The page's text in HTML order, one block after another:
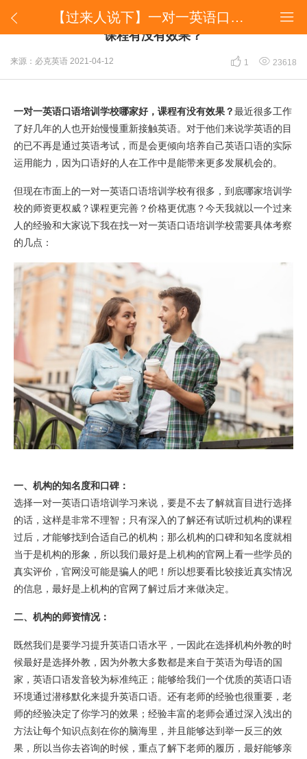
 
【过来人说下】一对一英语口语培训学校哪家好，课程有没有效果？
【过来人说下】一对一英语口语培训学校哪家好，
课程有没有效果？
来源：必克英语 2021-04-12  1  23618
一对一英语口语培训学校哪家好，课程有没有效果？最近很多工作
了好几年的人也开始慢慢重新接触英语。对于他们来说学英语的目
的已不再是通过英语考试，而是会更倾向培养自己英语口语的实际
运用能力，因为口语好的人在工作中是能带来更多发展机会的。
但现在市面上的一对一英语口语培训学校有很多，到底哪家培训学
校的师资更权威？课程更完善？价格更优惠？今天我就以一个过来
人的经验和大家说下我在找一对一英语口语培训学校需要具体考察
的几点：
一、机构的知名度和口碑：
选择一对一英语口语培训学习来说，要是不去了解就盲目进行选择
的话，这样是非常不理智；只有深入的了解还有试听过机构的课程
过后，才能够找到合适自己的机构；那么机构的口碑和知名度就相
当于是机构的形象，所以我们最好是上机构的官网上看一些学员的
真实评价，官网没可能是骗人的吧！所以想要看比较接近真实情况
的信息，最好是上机构的官网了解过后才来做决定。
二、机构的师资情况：
既然我们是要学习提升英语口语水平，一因此在选择机构外教的时
候最好是选择外教，因为外教大多数都是来自于英语为母语的国
家，英语口语发音较为标准纯正；能够给我们一个优质的英语口语
环境通过潜移默化来提升英语口语。还有老师的经验也很重要，老
师的经验决定了你学习的效果；经验丰富的老师会通过深入浅出的
方法让每个知识点刻在你的脑海里，并且能够达到举一反三的效
果，所以当你去咨询的时候，重点了解下老师的履历，最好能够亲